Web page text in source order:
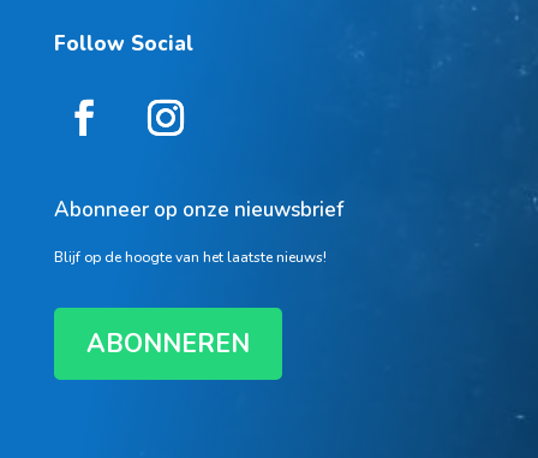
Follow Social
Abonneer op onze nieuwsbrief
Blijf op de hoogte van het laatste nieuws!
ABONNEREN